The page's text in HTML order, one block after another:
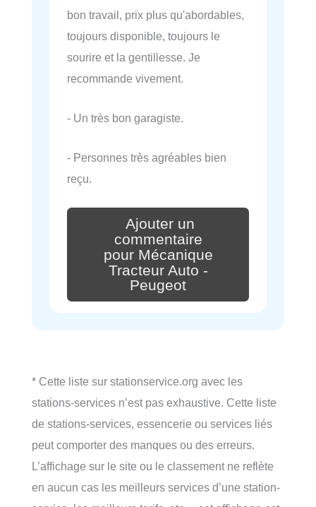
bon travail, prix plus qu'abordables,
toujours disponible, toujours le
sourire et la gentillesse. Je
recommande vivement.
- Un très bon garagiste.
- Personnes très agréables bien
reçu.
Ajouter un
commentaire
pour Mécanique
Tracteur Auto -
Peugeot
* Cette liste sur stationservice.org avec les
stations-services n’est pas exhaustive. Cette liste
de stations-services, essencerie ou services liés
peut comporter des manques ou des erreurs.
L’affichage sur le site ou le classement ne reflète
en aucun cas les meilleurs services d’une station-